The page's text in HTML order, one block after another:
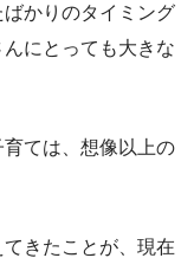
かりのタイミング
にとっても大きな
ては、想像以上の
きたことが、現在